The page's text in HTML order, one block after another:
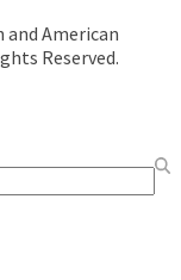
American
Reserved.